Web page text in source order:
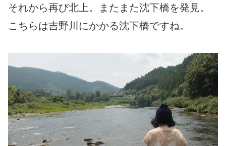
それから再び北上。またまた沈下橋を発見。
こちらは吉野川にかかる沈下橋ですね。